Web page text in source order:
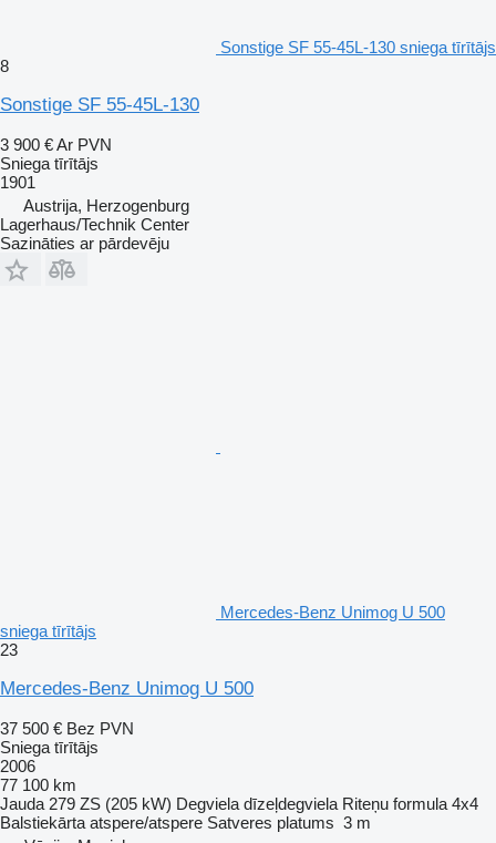
Sonstige SF 55-45L-130 sniega tīrītājs
8
Sonstige SF 55-45L-130
3 900 €Ar PVN
Sniega tīrītājs
1901
Austrija, Herzogenburg
Lagerhaus/Technik Center
Sazināties ar pārdevēju
Mercedes-Benz Unimog U 500
sniega tīrītājs
23
Mercedes-Benz Unimog U 500
37 500 € Bez PVN
Sniega tīrītājs
2006
77 100 km
Jauda 279 ZS (205 kW) Degviela dīzeļdegviela Riteņu formula 4x4
Balstiekārta atspere/atspere Satveres platums 3 m